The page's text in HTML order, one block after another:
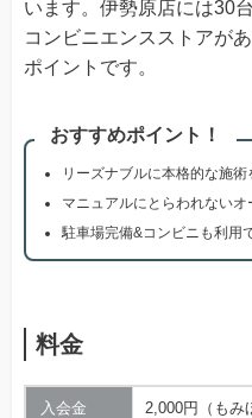
います。伊勢原店には30
コンビニエンスストアが
ポイントです。
おすすめポイント！
リーズナブルに本格的な施術
マニュアルにとらわれない
駐車場完備&コンビニも利用
料金
入会金 2,000円（もみ